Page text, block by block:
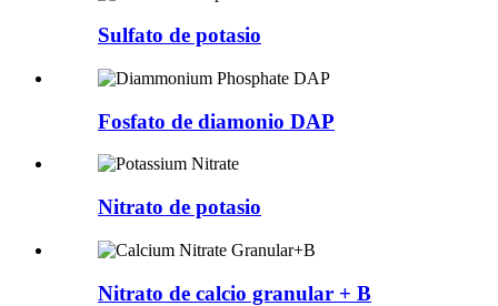
Sulfato de potasio
Fosfato de diamonio DAP
Nitrato de potasio
Nitrato de calcio granular + B